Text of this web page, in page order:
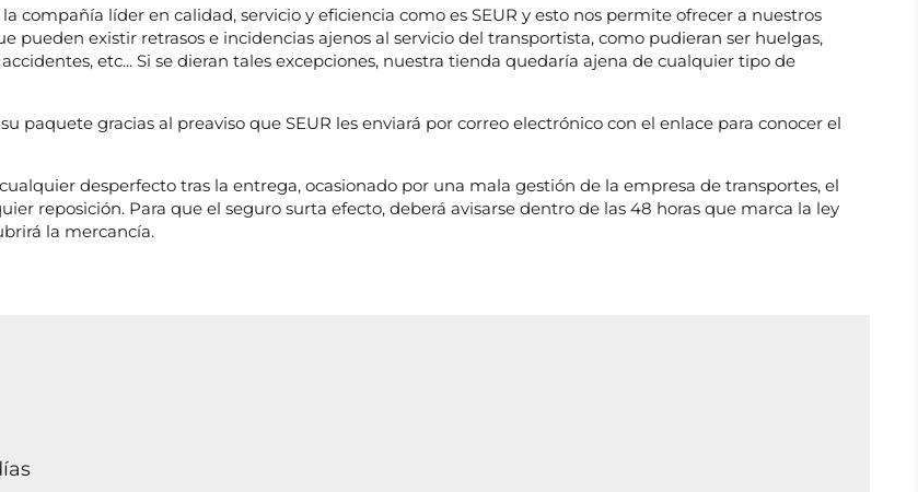
compañía líder en calidad, servicio y eficiencia como es SEUR y esto nos permite ofrecer a nuestros
pueden existir retrasos e incidencias ajenos al servicio del transportista, como pudieran ser huelgas,
etc... Si se dieran tales excepciones, nuestra tienda quedaría ajena de cualquier tipo de
gracias al preaviso que SEUR les enviará por correo electrónico con el enlace para conocer el
desperfecto tras la entrega, ocasionado por una mala gestión de la empresa de transportes, el
reposición. Para que el seguro surta efecto, deberá avisarse dentro de las 48 horas que marca la ley
la mercancía.